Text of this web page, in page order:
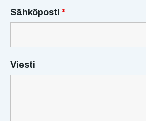
Sähköposti *
Viesti